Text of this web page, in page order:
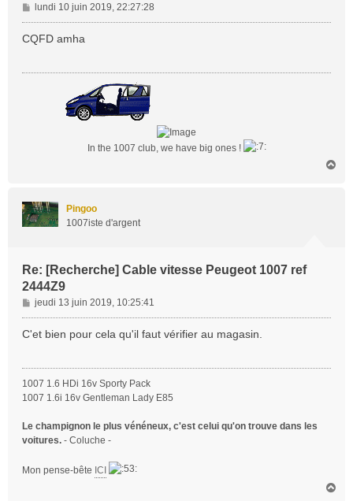
M
e
s
lundi 10 juin 2019, 22:27:28
CQFD amha
In the 1007 club, we have big ones !
Pingoo
1007iste d'argent
Re: [Recherche] Cable vitesse Peugeot 1007 ref
2444Z9
M
e
s
g
e
jeudi 13 juin 2019, 10:25:41
C'et bien pour cela qu'il faut vérifier au magasin.
1007 1.6 HDi 16v Sporty Pack
1007 1.6i 16v Gentleman Lady E85
Le champignon le plus vénéneux, c'est celui qu'on trouve dans les
voitures. - Coluche -
Mon pense-bête ICI